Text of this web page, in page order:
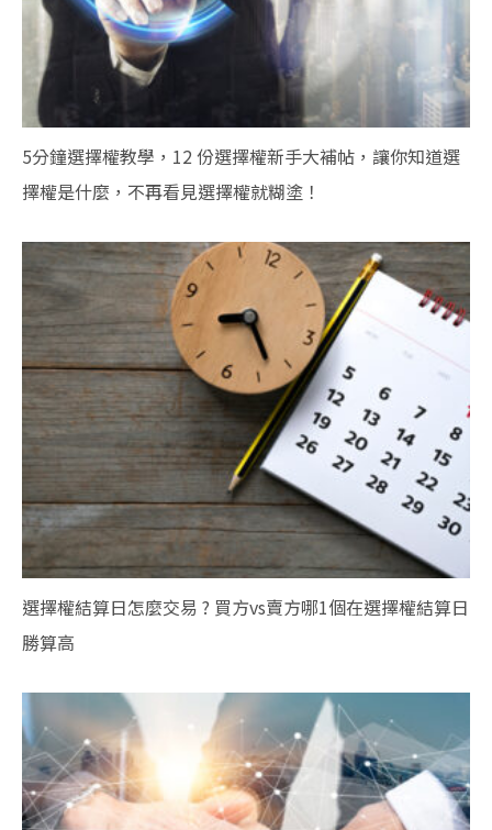
5分鐘選擇權教學，12 份選擇權新手大補帖，讓你知道選
擇權是什麼，不再看見選擇權就糊塗！
選擇權結算日怎麼交易 ? 買方vs賣方哪1個在選擇權結算日
勝算高